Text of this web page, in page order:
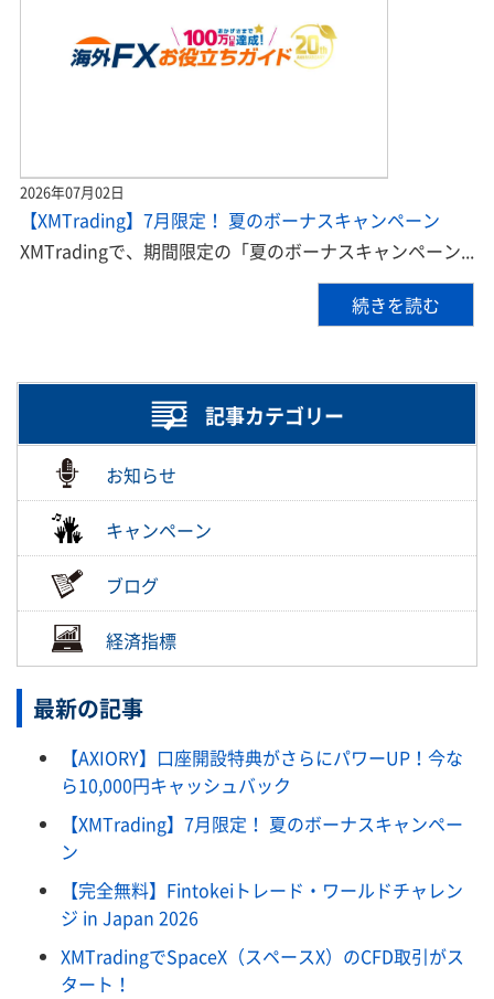
2026年07月02日
【XMTrading】7月限定！ 夏のボーナスキャンペーン
XMTradingで、期間限定の「夏のボーナスキャンペーン...
続きを読む
記事カテゴリー
お知らせ
キャンペーン
ブログ
経済指標
最新の記事
【AXIORY】口座開設特典がさらにパワーUP！今な
ら10,000円キャッシュバック
【XMTrading】7月限定！ 夏のボーナスキャンペー
ン
【完全無料】Fintokeiトレード・ワールドチャレン
ジ in Japan 2026
XMTradingでSpaceX（スペースX）のCFD取引がス
タート！